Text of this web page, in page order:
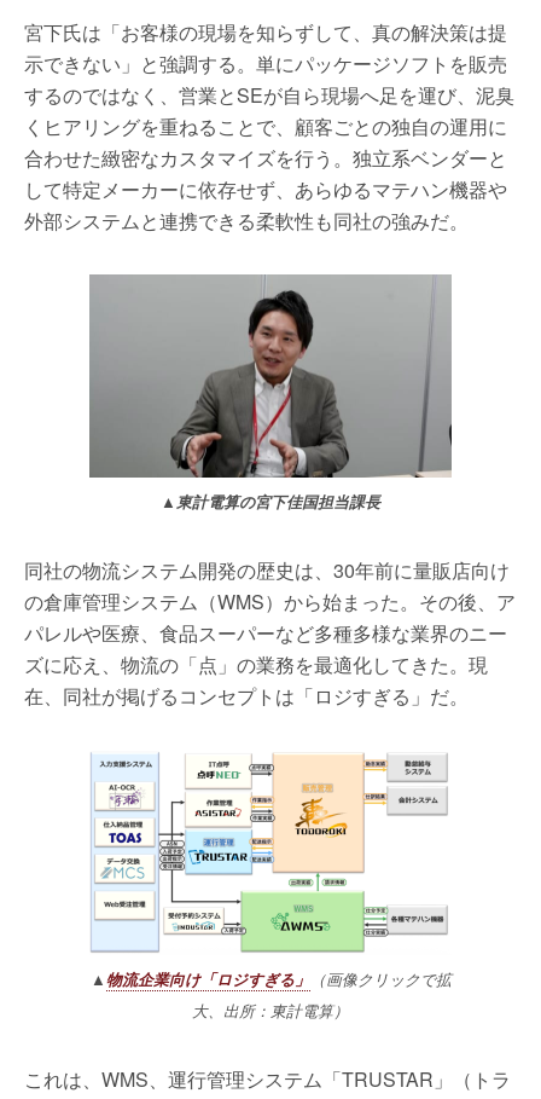
宮下氏は「お客様の現場を知らずして、真の解決策は提
示できない」と強調する。単にパッケージソフトを販売
するのではなく、営業とSEが自ら現場へ足を運び、泥臭
くヒアリングを重ねることで、顧客ごとの独自の運用に
合わせた緻密なカスタマイズを行う。独立系ベンダーと
して特定メーカーに依存せず、あらゆるマテハン機器や
外部システムと連携できる柔軟性も同社の強みだ。
▲東計電算の宮下佳国担当課長
同社の物流システム開発の歴史は、30年前に量販店向け
の倉庫管理システム（WMS）から始まった。その後、ア
パレルや医療、食品スーパーなど多種多様な業界のニー
ズに応え、物流の「点」の業務を最適化してきた。現
在、同社が掲げるコンセプトは「ロジすぎる」だ。
▲物流企業向け「ロジすぎる」
（画像クリックで拡
大、出所：東計電算）
これは、WMS、運行管理システム「TRUSTAR」（トラ